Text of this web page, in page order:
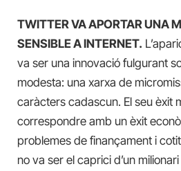
TWITTER VA APORTAR UNA
SENSIBLE A INTERNET.
va ser una innovació fulgurant
modesta: una xarxa de
caràcters cadascun. El seu èxit
correspondre amb un èxit
problemes de finançament i
no va ser el caprici d’un